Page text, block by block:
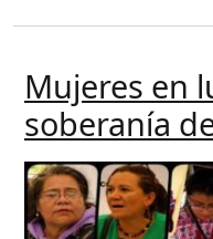
Mujeres en
soberanía